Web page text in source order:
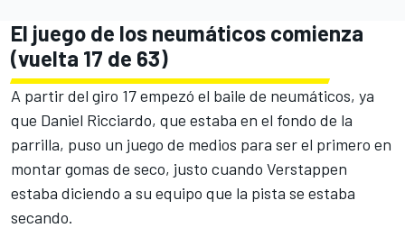
El juego de los neumáticos comienza
(vuelta 17 de 63)
A partir del giro 17 empezó el baile de neumáticos, ya
que Daniel Ricciardo, que estaba en el fondo de la
parrilla, puso un juego de medios para ser el primero en
montar gomas de seco, justo cuando Verstappen
estaba diciendo a su equipo que la pista se estaba
secando.